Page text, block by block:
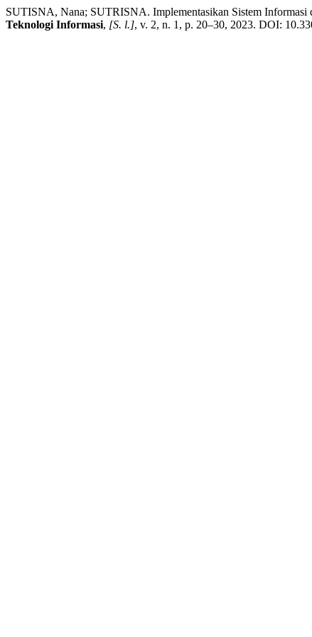
SUTISNA, Nana; SUTRISNA. Implementasikan Sistem Informasi
Teknologi Informasi, [S. l.], v. 2, n. 1, p. 20–30, 2023. DOI: